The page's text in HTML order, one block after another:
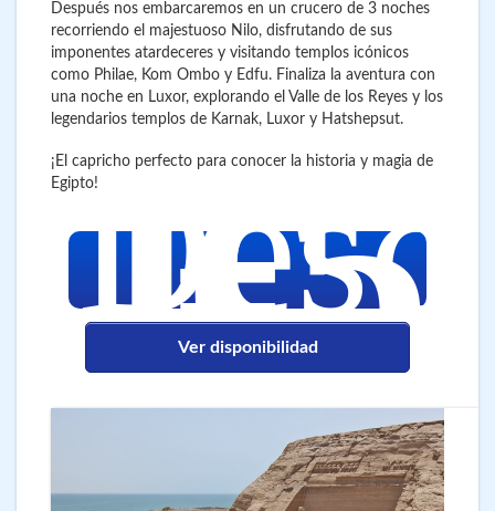
Después nos embarcaremos en un crucero de 3 noches
recorriendo el majestuoso Nilo, disfrutando de sus
imponentes atardeceres y visitando templos icónicos
como Philae, Kom Ombo y Edfu. Finaliza la aventura con
una noche en Luxor, explorando el Valle de los Reyes y los
legendarios templos de Karnak, Luxor y Hatshepsut.
¡El capricho perfecto para conocer la historia y magia de
Egipto!
€
Ver disponibilidad